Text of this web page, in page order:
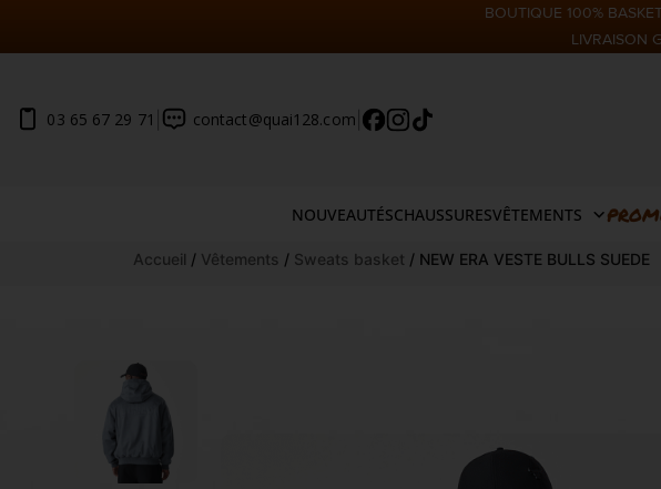
BOUTIQUE 100%
LIVRAISON
03 65 67 29 71 contact@quai128.com
NOUVEAUTÉSCHAUSSURESVÊTEMENTS
Accueil / Vêtements / Sweats basket / NEW ERA VESTE BULLS SUEDE